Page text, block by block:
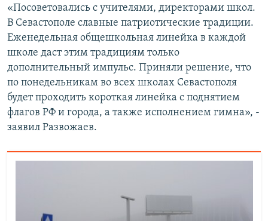
«Посоветовались с учителями, директорами школ.
В Севастополе славные патриотические традиции.
Еженедельная общешкольная линейка в каждой
школе даст этим традициям только
дополнительный импульс. Приняли решение, что
по понедельникам во всех школах Севастополя
будет проходить короткая линейка с поднятием
флагов РФ и города, а также исполнением гимна», -
заявил Развожаев.